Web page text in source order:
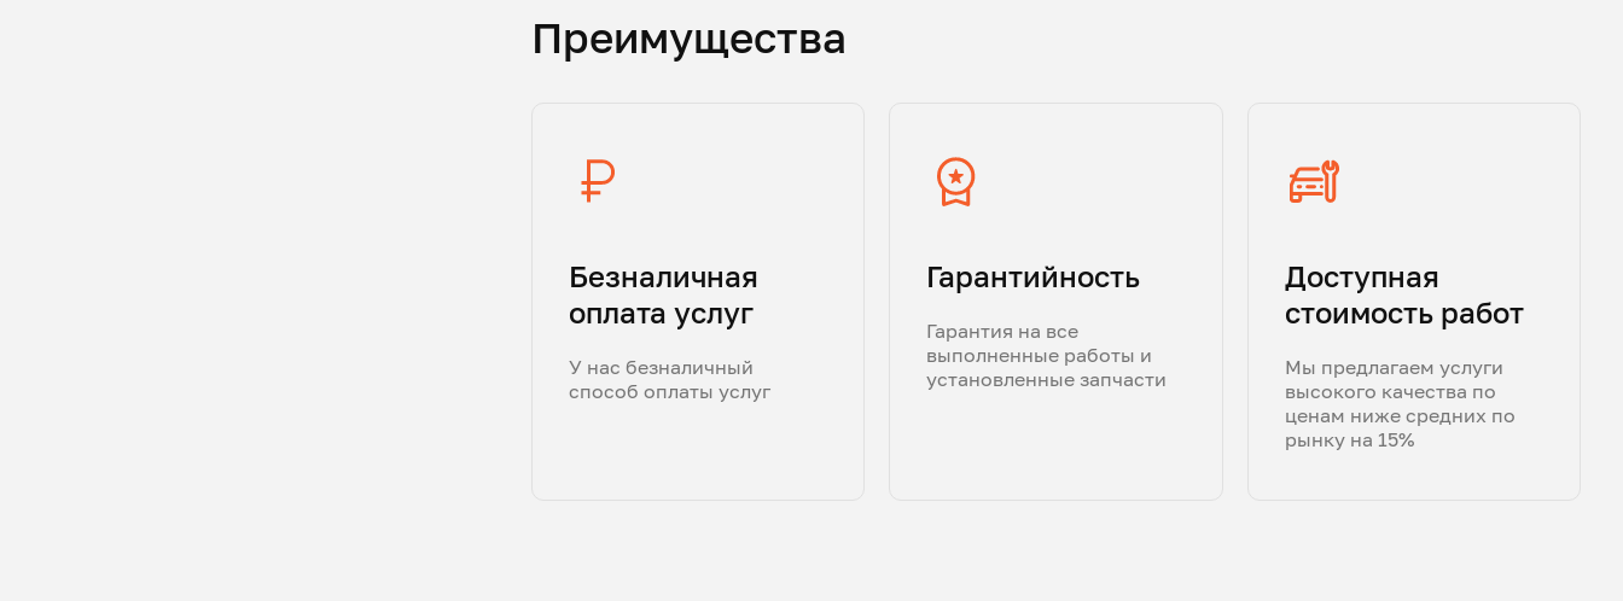
Преимущества
Безналичная
оплата услуг
У нас безналичный
способ оплаты услуг
Гарантийность
Гарантия на все
выполненные работы и
установленные запчасти
Доступная
стоимость работ
Мы предлагаем услуги
высокого качества по
ценам ниже средних по
рынку на 15%